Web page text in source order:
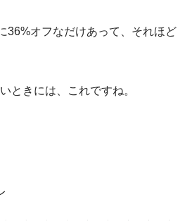
36%オフなだけあって、それほど
ときには、これですね。